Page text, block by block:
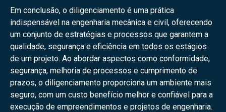
Em conclusão, o diligenciamento é uma prática
indispensável na engenharia mecânica e civil, oferecendo
um conjunto de estratégias e processos que garantem a
qualidade, segurança e eficiência em todos os estágios
de um projeto. Ao abordar aspectos como conformidade,
segurança, melhoria de processos e cumprimento de
prazos, o diligenciamento proporciona um ambiente mais
seguro, com um custo benefício melhor e confiável para a
execução de empreendimentos e projetos de engenharia.